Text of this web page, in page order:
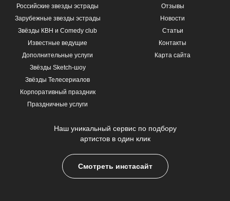
Российские звезды эстрады
Зарубежные звезды эстрады
Звёзды КВН и Comedy club
Известные ведущие
Дополнительные услуги
Звёзды Sketch-шоу
Звёзды Телесериалов
Корпоративный праздник
Праздничные услуги
Отзывы
Новости
Статьи
Контакты
Карта сайта
Наш уникальный сервис по подбору
артистов в один клик
Смотреть инстасайт